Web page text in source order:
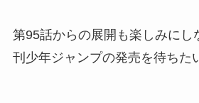
第95話からの展開も楽しみにし
刊少年ジャンプの発売を待ちた